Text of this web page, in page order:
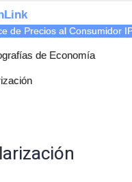
de Precios al Consumidor
de Economía